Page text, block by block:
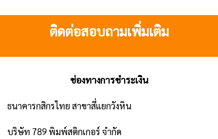
ติดต่อสอบถามเพิ่มเติม
ช่องทางการชำระเงิน
ธนาคารกสิกรไทย สาขาสี่แยกวังหิน
บริษัท 789 พิมพ์สติกเกอร์ จำกัด